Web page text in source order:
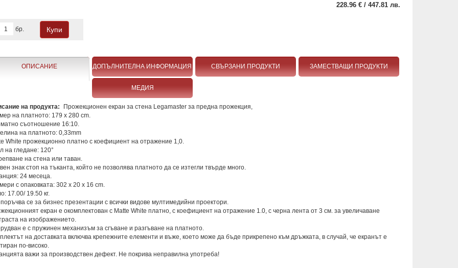
228.96 € / 447.81 лв.
бр.
ОПИСАНИЕ ДОПЪЛНИТЕЛНА ИНФОРМАЦИЯ СВЪРЗАНИ ПРОДУКТИ ЗАМЕСТВАЩИ ПРОДУКТИ
МЕДИЯ
на продукта:
Прожекционен екран за стена Legamaster за предна прожекция,
на платното: 179 x 280 cm.
съотношение 16:10.
на платното: 0,33mm
White прожекционно платно с коефициент на отражение 1,0.
на гледане: 120°
на стена или таван.
знак стоп на тъканта, който не позволява платното да се изтегли твърде много.
24 месеца.
с опаковката: 302 x 20 x 16 cm.
17.00/ 19.50 кг.
се за бизнес презентации с всички видове мултимедийни проектори.
екран е окомплектован с Matte White платно, с коефициент на отражение 1.0, с черна лента от 3 см. за увеличаване
на изображението.
е с пружинен механизъм за сгъване и разгъване на платното.
на доставката включва крепежните елементи и въже, което може да бъде прикрепено към дръжката, в случай, че екранът е
по-високо.
важи за производствен дефект. Не покрива неправилна употреба!